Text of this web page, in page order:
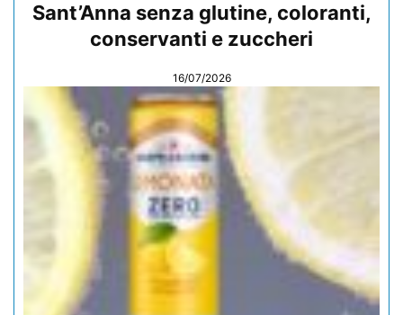
Sant’Anna senza glutine, coloranti,
conservanti e zuccheri
16/07/2026